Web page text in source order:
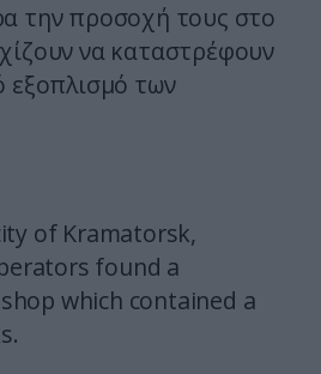
την προσοχή τους στο
να καταστρέφουν
εξοπλισμό των
of Kramatorsk,
found a
which contained a